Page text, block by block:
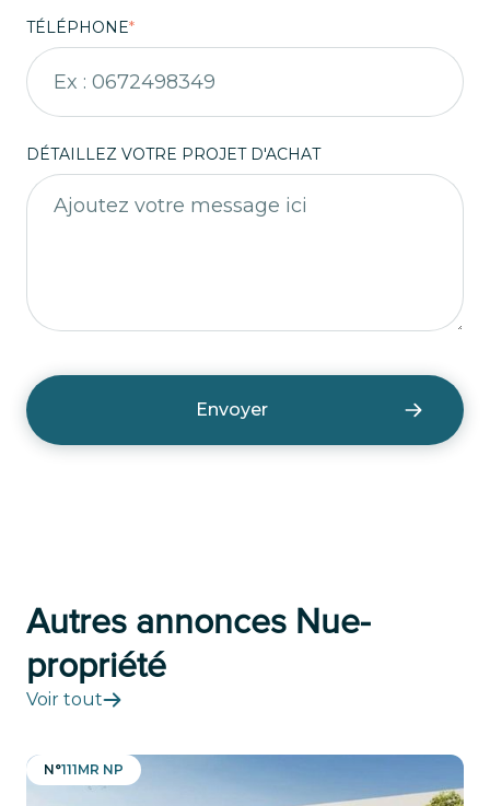
TÉLÉPHONE*
DÉTAILLEZ VOTRE PROJET D'ACHAT
Autres annonces Nue-
propriété
Voir tout
N°111MR NP